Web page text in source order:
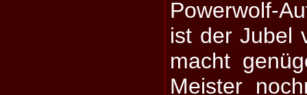
Powerwolf-
ist der Jubel
macht
Meister